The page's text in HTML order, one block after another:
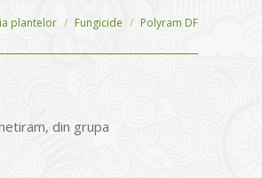
plantelor Fungicide Polyram DF
din grupa